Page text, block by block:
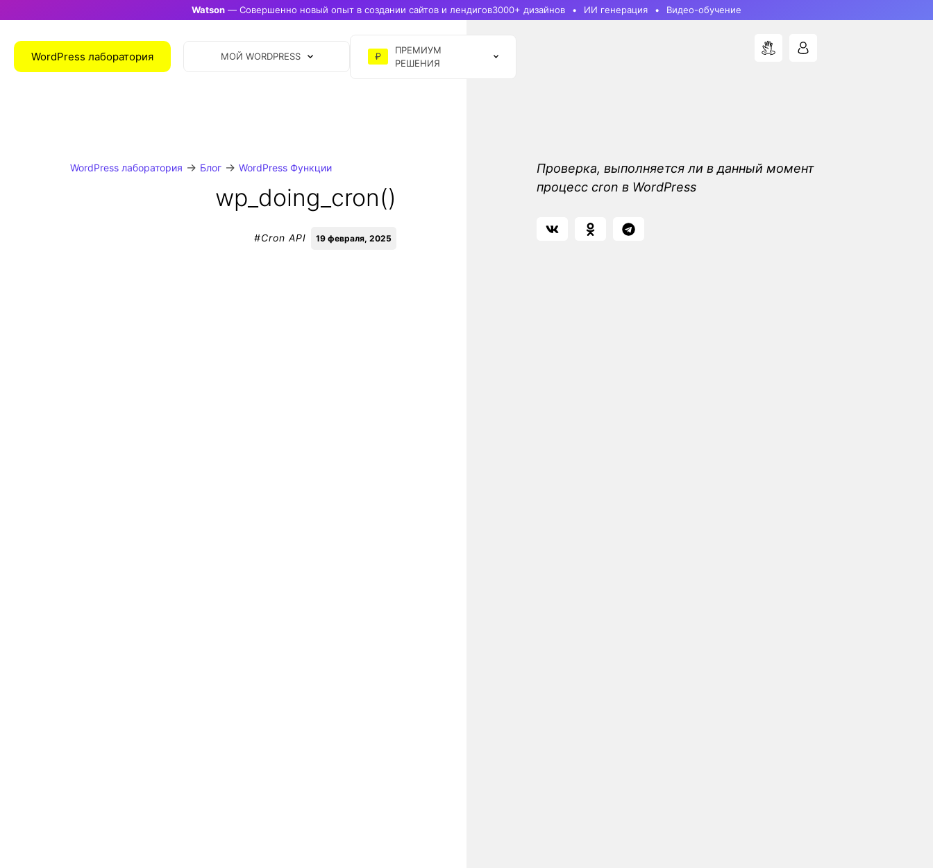
Watson — Совершенно новый опыт в создании сайтов и лендигов3000+ дизайнов ИИ генерация Видео-обучение
WordPress лаборатория МОЙ WORDPRESS ₽
ПРЕМИУМ
РЕШЕНИЯ
WordPress лаборатория → Блог→ WordPress Функции
wp_doing_cron()
19 февраля, 2025
#Cron API
Проверка, выполняется ли в данный момент
процесс cron в WordPress